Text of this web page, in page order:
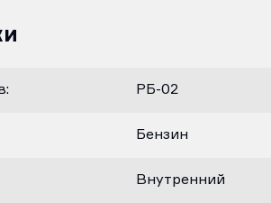
РБ-02
Бензин
Внутренний